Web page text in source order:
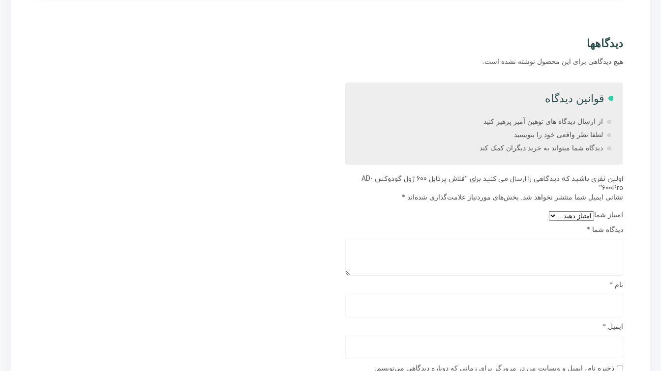
دیدگاهها
هیچ دیدگاهی برای این محصول نوشته نشده است.
قوانین دیدگاه
از ارسال دیدگاه های توهین آمیز پرهیز کنید
لطفا نظر واقعی خود را بنویسید
دیدگاه شما میتواند به خرید دیگران کمک کند
اولین نفری باشید که دیدگاهی را ارسال می کنید برای “فلاش پرتابل 600 ژول گودوکس AD-
600Pro”
نشانی ایمیل شما منتشر نخواهد شد. بخش‌های موردنیاز علامت‌گذاری شده‌اند *
امتیاز شما
دیدگاه شما *
نام *
ایمیل *
ذخیره نام، ایمیل و وبسایت من در مرورگر برای زمانی که دوباره دیدگاهی می‌نویسم.